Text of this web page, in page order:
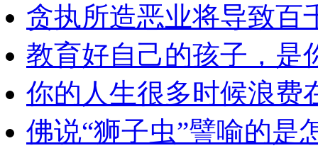
贪执所造恶业将导致百
教育好自己的孩子，是
你的人生很多时候浪费
佛说“狮子虫”譬喻的是